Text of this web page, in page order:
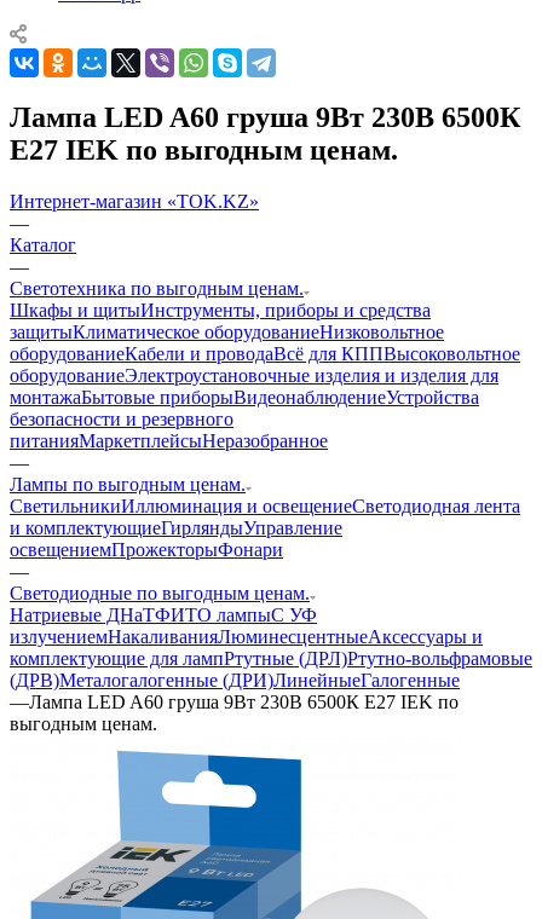
Лампа LED A60 груша 9Вт 230В 6500К
E27 IEK по выгодным ценам.
Интернет-магазин «TOK.KZ»
—
Каталог
—
Светотехника по выгодным ценам.
Шкафы и щитыИнструменты, приборы и средства
защитыКлиматическое оборудованиеНизковольтное
оборудованиеКабели и проводаВсё для КППВысоковольтное
оборудованиеЭлектроустановочные изделия и изделия для
монтажаБытовые приборыВидеонаблюдениеУстройства
безопасности и резервного
питанияМаркетплейсыНеразобранное
—
Лампы по выгодным ценам.
СветильникиИллюминация и освещениеСветодиодная лента
и комплектующиеГирляндыУправление
освещениемПрожекторыФонари
—
Светодиодные по выгодным ценам.
Натриевые ДНаТФИТО лампыС УФ
излучениемНакаливанияЛюминесцентныеАксессуары и
комплектующие для лампРтутные (ДРЛ)Ртутно-вольфрамовые
(ДРВ)Металогалогенные (ДРИ)ЛинейныеГалогенные
—Лампа LED A60 груша 9Вт 230В 6500К E27 IEK по
выгодным ценам.